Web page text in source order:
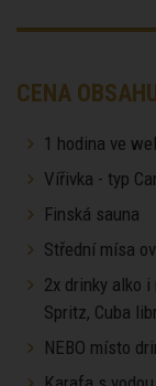
CENA
1 hodina ve
Vířivka - typ
Finská sauna
Střední mísa
2x drinky alko
Spritz, Cuba
NEBO místo